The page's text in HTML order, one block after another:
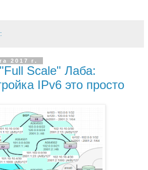
2017 г.
Scale" Лаба:
IPv6 это просто